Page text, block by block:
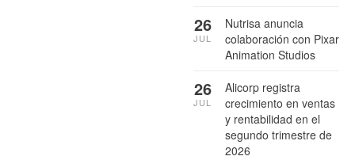
Nutrisa anuncia
colaboración con Pixar
Animation Studios
26
JUL
Alicorp registra
crecimiento en ventas
y rentabilidad en el
segundo trimestre de
2026
26
JUL